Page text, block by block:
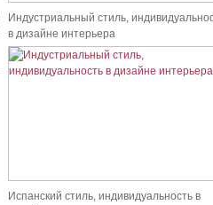
Индустриальный стиль,
в дизайне интерьера
Испанский стиль, индивидуальность в